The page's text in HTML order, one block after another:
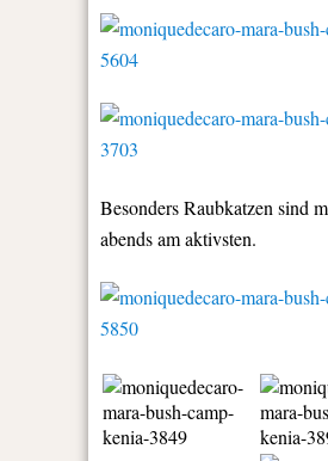
Besonders Raubkatzen sind
abends am aktivsten.